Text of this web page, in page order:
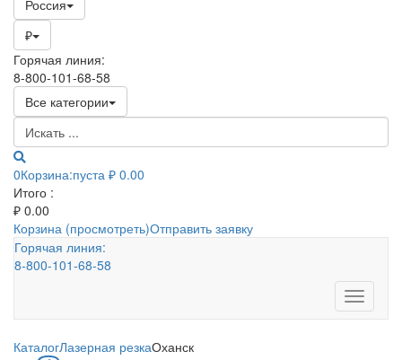
Россия
₽
Горячая линия:
8-800-101-68-58
Все категории
0Корзина:пуста ₽ 0.00
Итого :
₽ 0.00
Корзина (просмотреть)Отправить заявку
Горячая линия:
8-800-101-68-58
Toggle
КаталогЛазерная резкаОханск